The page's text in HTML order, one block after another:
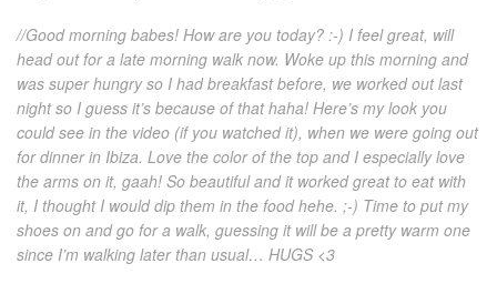
//Good morning babes! How are you today? :-) I feel great, will
head out for a late morning walk now. Woke up this morning and
was super hungry so I had breakfast before, we worked out last
night so I guess it’s because of that haha! Here’s my look you
could see in the video (if you watched it), when we were going out
for dinner in Ibiza. Love the color of the top and I especially love
the arms on it, gaah! So beautiful and it worked great to eat with
it, I thought I would dip them in the food hehe. ;-) Time to put my
shoes on and go for a walk, guessing it will be a pretty warm one
since I’m walking later than usual… HUGS <3